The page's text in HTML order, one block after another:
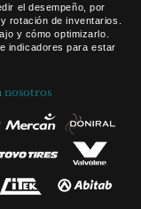
el desempeño, por
rotación de inventarios.
y cómo optimizarlo.
indicadores para estar
nosotros